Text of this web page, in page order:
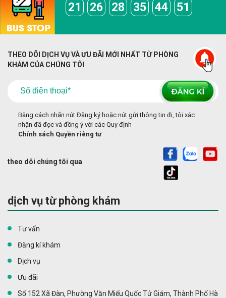
21 26 28 35 44 51
THEO DÕI DỊCH VỤ VÀ ƯU ĐÃI MỚI NHẤT TỪ PHÒNG
KHÁM CỦA CHÚNG TÔI
Bằng cách nhấn nút Đăng ký hoặc nút gửi thông tin đi, tôi xác
nhận đã đọc và đồng ý với các Quy định
Chính sách Quyền riêng tư
theo dõi chúng tôi qua
dịch vụ từ phòng khám
Tư vấn
Đăng kí khám
Dịch vụ
Ưu đãi
Số 152 Xã Đàn, Phường Văn Miếu Quốc Tử Giám, Thành Phố Hà